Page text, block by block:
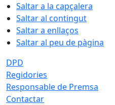
Saltar a la capçalera
Saltar al contingut
Saltar a enllaços
Saltar al peu de pàgina
DPD
Regidories
Responsable de Premsa
Contactar